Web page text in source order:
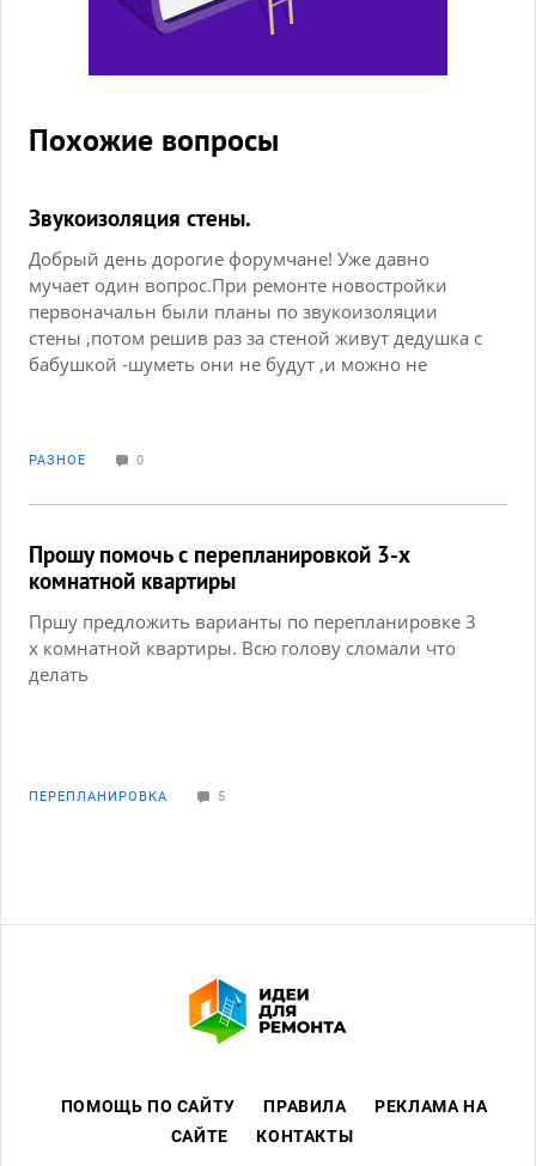
Похожие вопросы
Звукоизоляция стены.
Добрый день дорогие форумчане! Уже давно
мучает один вопрос.При ремонте новостройки
первоначальн были планы по звукоизоляции
стены ,потом решив раз за стеной живут дедушка с
бабушкой -шуметь они не будут ,и можно не
нечто. Проблема в натяжном потолке .Если
демонтировать потолок?
РАЗНОЕ 0
Прошу помочь с перепланировкой 3-х
комнатной квартиры
Пршу предложить варианты по перепланировке 3
х комнатной квартиры. Всю голову сломали что
делать
ПЕРЕПЛАНИРОВКА 5
ПОМОЩЬ ПО САЙТУ ПРАВИЛА
РЕКЛАМА НА
САЙТЕ
КОНТАКТЫ